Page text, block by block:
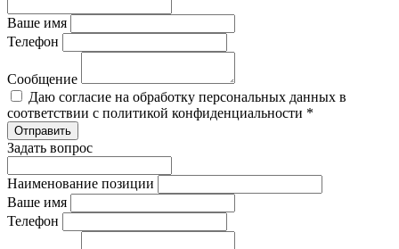
Ваше имя
Телефон
Сообщение
Даю согласие на обработку персональных данных в
соответствии с политикой конфиденциальности *
Задать вопрос
Наименование позиции
Ваше имя
Телефон